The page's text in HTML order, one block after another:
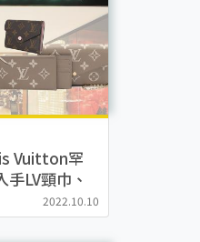
Vuitton罕
LV頸巾、
2022.10.10